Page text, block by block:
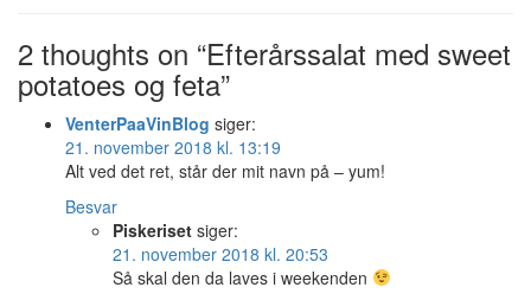
2 thoughts on “Efterårssalat med sweet
potatoes og feta”
VenterPaaVinBlog siger:
21. november 2018 kl. 13:19
Alt ved det ret, står der mit navn på – yum!
Besvar
Piskeriset siger:
21. november 2018 kl. 20:53
Så skal den da laves i weekenden